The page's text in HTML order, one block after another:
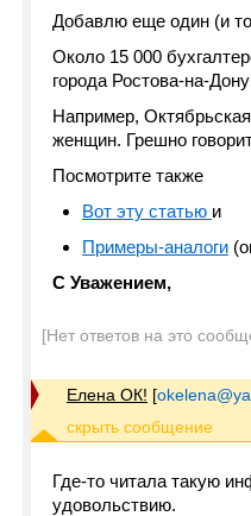
Добавлю еще один (и
Около 15 000
города Ростова-на-
Например,
женщин. Грешно
Посмотрите также
Вот эту статью и
Примеры-аналоги
С Уважением,
[Нет ответов на это
Елена ОК! [
Где-то читала такую
удовольствию.